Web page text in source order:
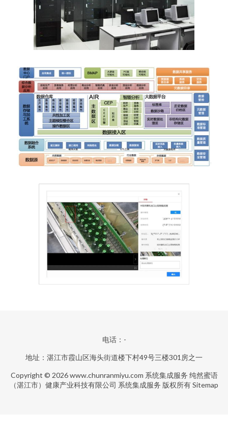
电话：-
地址：湛江市霞山区海头街道楼下村49号三楼301房之一
Copyright © 2026www.chunranmiyu.com 系统集成服务 纯然蜜语
（湛江市）健康产业科技有限公司 系统集成服务 版权所有Sitemap